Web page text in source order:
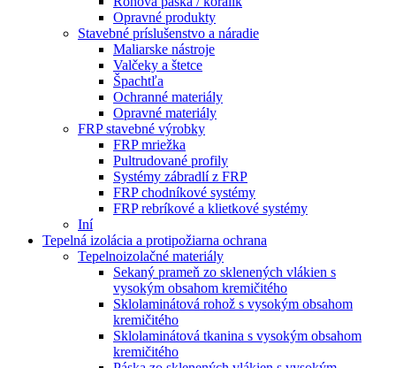
Opravné produkty
Stavebné príslušenstvo a náradie
Maliarske nástroje
Valčeky a štetce
Špachtľa
Ochranné materiály
Opravné materiály
FRP stavebné výrobky
FRP mriežka
Pultrudované profily
Systémy zábradlí z FRP
FRP chodníkové systémy
FRP rebríkové a klietkové systémy
Iní
Tepelná izolácia a protipožiarna ochrana
Tepelnoizolačné materiály
Sekaný prameň zo sklenených vlákien s
vysokým obsahom kremičitého
Sklolaminátová rohož s vysokým obsahom
kremičitého
Sklolaminátová tkanina s vysokým obsahom
kremičitého